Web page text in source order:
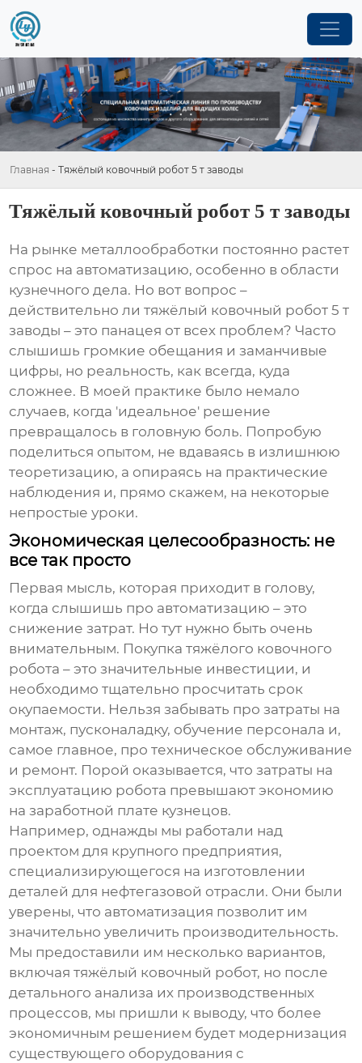
Главная - Тяжёлый ковочный робот 5 т заводы
Тяжёлый ковочный робот 5 т заводы
На рынке металлообработки постоянно растет
спрос на автоматизацию, особенно в области
кузнечного дела. Но вот вопрос –
действительно литяжёлый ковочный робот 5 т
заводы – это панацея от всех проблем? Часто
слышишь громкие обещания и заманчивые
цифры, но реальность, как всегда, куда
сложнее. В моей практике было немало
случаев, когда 'идеальное' решение
превращалось в головную боль. Попробую
поделиться опытом, не вдаваясь в излишнюю
теоретизацию, а опираясь на практические
наблюдения и, прямо скажем, на некоторые
непростые уроки.
Экономическая целесообразность: не
все так просто
Первая мысль, которая приходит в голову,
когда слышишь про автоматизацию – это
снижение затрат. Но тут нужно быть очень
внимательным. Покупкатяжёлого ковочного
робота – это значительные инвестиции, и
необходимо тщательно просчитать срок
окупаемости. Нельзя забывать про затраты на
монтаж, пусконаладку, обучение персонала и,
самое главное, про техническое обслуживание
и ремонт. Порой оказывается, что затраты на
эксплуатацию робота превышают экономию
на заработной плате кузнецов.
Например, однажды мы работали над
проектом для крупного предприятия,
специализирующегося на изготовлении
деталей для нефтегазовой отрасли. Они были
уверены, что автоматизация позволит им
значительно увеличить производительность.
Мы предоставили им несколько вариантов,
включаятяжёлый ковочный робот, но после
детального анализа их производственных
процессов, мы пришли к выводу, что более
экономичным решением будет модернизация
существующего оборудования с